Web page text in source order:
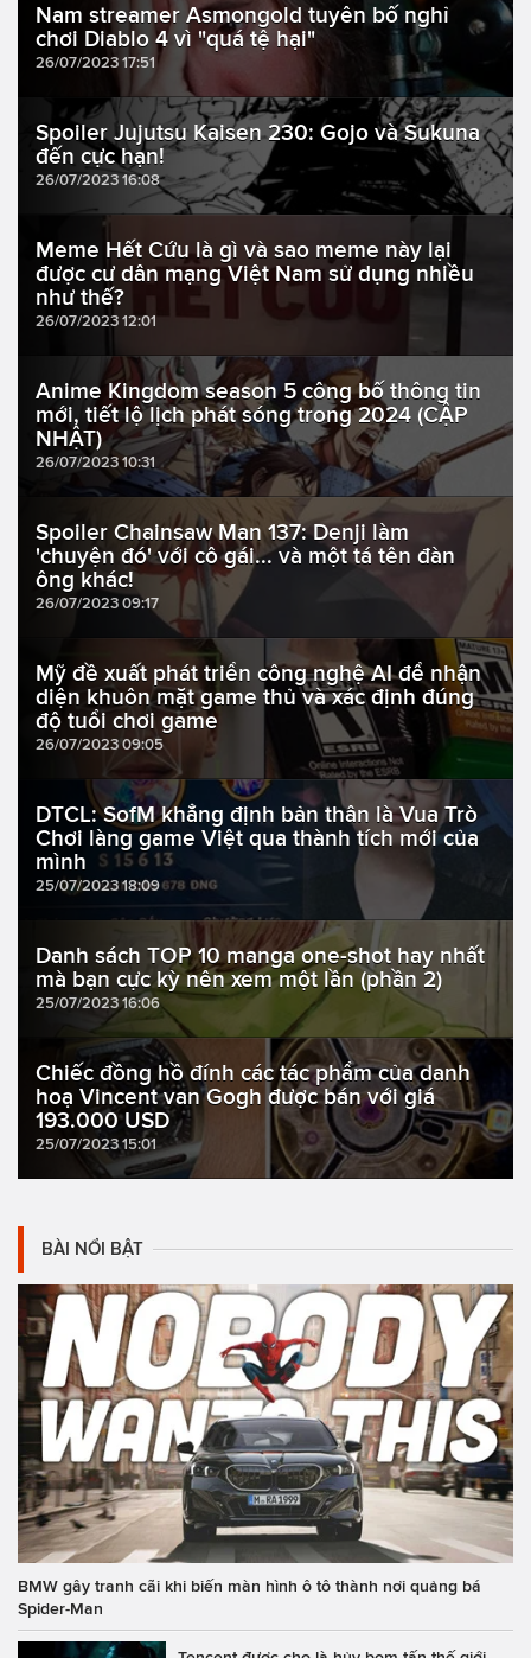
Nam streamer Asmongold tuyên bố nghỉ
chơi Diablo 4 vì "quá tệ hại"
26/07/2023 17:51
Spoiler Jujutsu Kaisen 230: Gojo và Sukuna
đến cực hạn!
26/07/2023 16:08
Meme Hết Cứu là gì và sao meme này lại
được cư dân mạng Việt Nam sử dụng nhiều
như thế?
26/07/2023 12:01
Anime Kingdom season 5 công bố thông tin
mới, tiết lộ lịch phát sóng trong 2024 (CẬP
NHẬT)
26/07/2023 10:31
Spoiler Chainsaw Man 137: Denji làm
'chuyện đó' với cô gái... và một tá tên đàn
ông khác!
26/07/2023 09:17
Mỹ đề xuất phát triển công nghệ AI để nhận
diện khuôn mặt game thủ và xác định đúng
độ tuổi chơi game
26/07/2023 09:05
DTCL: SofM khẳng định bản thân là Vua Trò
Chơi làng game Việt qua thành tích mới của
mình
25/07/2023 18:09
Danh sách TOP 10 manga one-shot hay nhất
mà bạn cực kỳ nên xem một lần (phần 2)
25/07/2023 16:06
Chiếc đồng hồ đính các tác phẩm của danh
hoạ Vincent van Gogh được bán với giá
193.000 USD
25/07/2023 15:01
BÀI NỔI BẬT
BMW gây tranh cãi khi biến màn hình ô tô thành nơi quảng bá
Spider-Man